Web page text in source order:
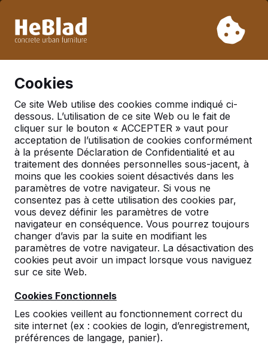
semaine 31 à la semaine 33. Veuillez donc tenir compte des
délais de livraison plus longs.
Cookies
Ce site Web utilise des cookies comme indiqué ci-
dessous. L’utilisation de ce site Web ou le fait de
cliquer sur le bouton « ACCEPTER » vaut pour
acceptation de l’utilisation de cookies conformément
à la présente Déclaration de Confidentialité et au
traitement des données personnelles sous-jacent, à
moins que les cookies soient désactivés dans les
paramètres de votre navigateur. Si vous ne
consentez pas à cette utilisation des cookies par,
vous devez définir les paramètres de votre
navigateur en conséquence. Vous pourrez toujours
changer d’avis par la suite en modifiant les
paramètres de votre navigateur. La désactivation des
cookies peut avoir un impact lorsque vous naviguez
sur ce site Web.
Cookies Fonctionnels
Les cookies veillent au fonctionnement correct du
site internet (ex : cookies de login, d’enregistrement,
préférences de langage, panier).
Tables de ping-pong